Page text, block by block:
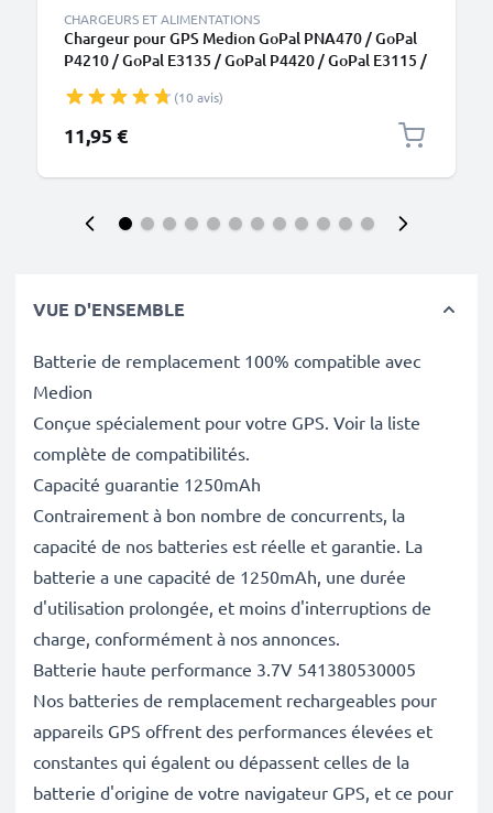
CHARGEURS ET ALIMENTATIONS
Chargeur pour GPS Medion GoPal PNA470 / GoPal
P4210 / GoPal E3135 / GoPal P4420 / GoPal E3115 /
de Charge rapide 1.1m
(10 avis)
11,95 €
VUE D'ENSEMBLE
Batterie de remplacement 100% compatible avec
Medion
Conçue spécialement pour votre GPS. Voir la liste
complète de compatibilités.
Capacité guarantie 1250mAh
Contrairement à bon nombre de concurrents, la
capacité de nos batteries est réelle et garantie. La
batterie a une capacité de 1250mAh, une durée
d'utilisation prolongée, et moins d'interruptions de
charge, conformément à nos annonces.
Batterie haute performance 3.7V 541380530005
Nos batteries de remplacement rechargeables pour
appareils GPS offrent des performances élevées et
constantes qui égalent ou dépassent celles de la
batterie d'origine de votre navigateur GPS, et ce pour